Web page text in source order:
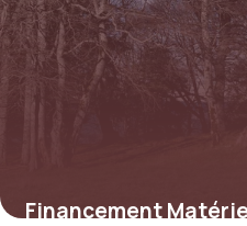
Financement